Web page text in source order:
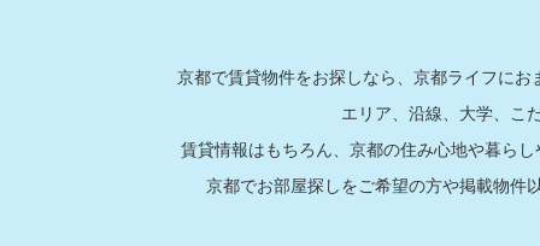
京都で賃貸物件をお探しなら、京都ライフに
エリア、沿線、大学、こ
賃貸情報はもちろん、京都の住み心地や暮ら
京都でお部屋探しをご希望の方や掲載物件